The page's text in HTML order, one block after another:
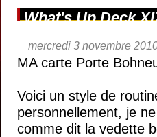
What's Up Deck
mercredi 3 novembre
MA carte Porte
Voici un style de
personnellement, je
comme dit la vedette